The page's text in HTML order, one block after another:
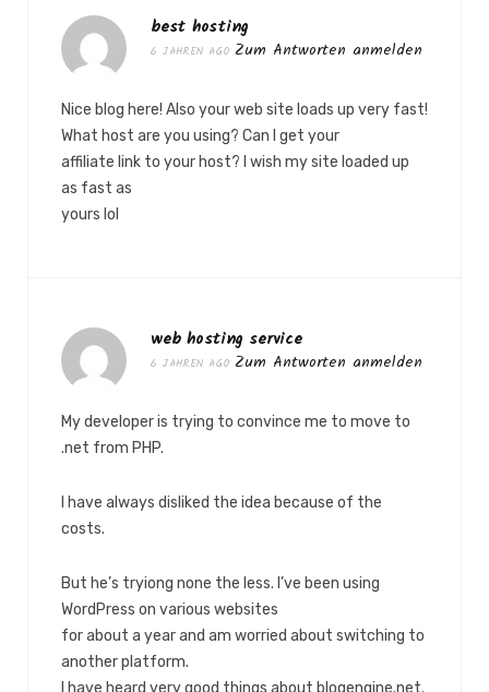
best hosting
6 JAHREN AGO Zum Antworten anmelden
Nice blog here! Also your web site loads up very fast!
What host are you using? Can I get your
affiliate link to your host? I wish my site loaded up
as fast as
yours lol
web hosting service
6 JAHREN AGO Zum Antworten anmelden
My developer is trying to convince me to move to
.net from PHP.
I have always disliked the idea because of the
costs.
But he’s tryiong none the less. I’ve been using
WordPress on various websites
for about a year and am worried about switching to
another platform.
I have heard very good things about blogengine.net.